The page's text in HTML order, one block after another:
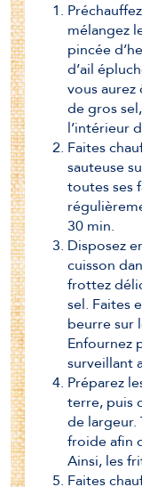
mélangez
pincée
d’ail
vous
de gros
l’intérieur
Faites
sauteuse
toutes ses
30 min.
Disposez
cuisson
frottez
sel. Faites
beurre sur
Enfournez
surveillant
Préparez
terre, puis
de largeur.
froide afin
Ainsi, les
Faites